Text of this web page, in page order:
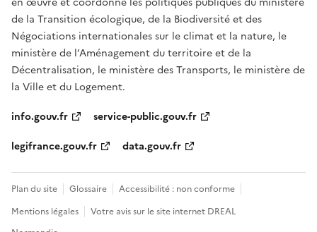
de la Transition écologique, de la Biodiversité et des
Négociations internationales sur le climat et la nature, le
ministère de l’Aménagement du territoire et de la
Décentralisation, le ministère des Transports, le ministère de
la Ville et du Logement.
info.gouv.fr
service-public.gouv.fr
legifrance.gouv.fr
data.gouv.fr
Plan du site Glossaire
Accessibilité : non conforme
Mentions légales
Votre avis sur le site internet DREAL